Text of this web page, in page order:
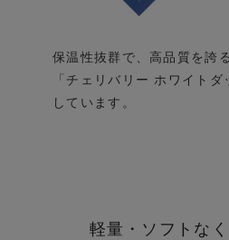
保温性抜群で、高品質を誇
「チェリバリー ホワイトダ
しています。
軽量・ソフトな